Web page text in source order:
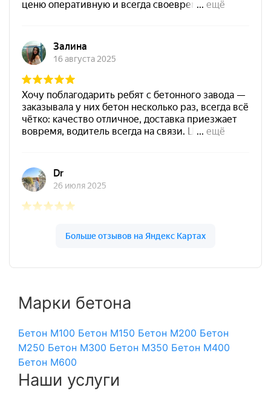
Марки бетона
Бетон М100 Бетон М150 Бетон М200 Бетон
М250 Бетон М300 Бетон М350 Бетон М400
Бетон М600
Наши услуги